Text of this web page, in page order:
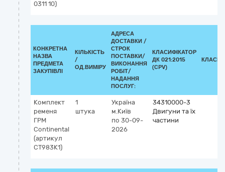
0311 10)
КОНКРЕТНА
НАЗВА
ПРЕДМЕТА
ЗАКУПІВЛІ
КІЛЬКІСТЬ
/
ОД.ВИМІРУ
АДРЕСА
ДОСТАВКИ /
СТРОК
ПОСТАВКИ/
ВИКОНАННЯ
РОБІТ/
НАДАННЯ
ПОСЛУГ:
КЛАСИФІКАТОР
ДК 021:2015
(CPV)
Комплект
ременя
ГРМ
Continental
(артикул
CT983K1)
1
штука
Україна
м.Київ
по 30-09-
2026
34310000-3
Двигуни та їх
частини